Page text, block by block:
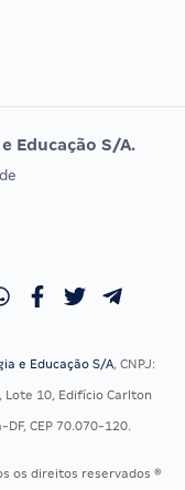
DE ORDEM
OAB
Educação S/A.
e Educação S/A, CNPJ:
Lote 10, Edifício Carlton
DF, CEP 70.070-120.
os direitos reservados ®